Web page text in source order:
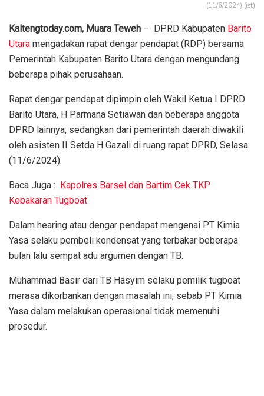
(11/6/2024).(ist)
Kaltengtoday.com, Muara Teweh – DPRD Kabupaten Barito
Utara mengadakan rapat dengar pendapat (RDP) bersama
Pemerintah Kabupaten Barito Utara dengan mengundang
beberapa pihak perusahaan.
Rapat dengar pendapat dipimpin oleh Wakil Ketua I DPRD
Barito Utara, H Parmana Setiawan dan beberapa anggota
DPRD lainnya, sedangkan dari pemerintah daerah diwakili
oleh asisten II Setda H Gazali di ruang rapat DPRD, Selasa
(11/6/2024).
Baca Juga : Kapolres Barsel dan Bartim Cek TKP
Kebakaran Tugboat
Dalam hearing atau dengar pendapat mengenai PT Kimia
Yasa selaku pembeli kondensat yang terbakar beberapa
bulan lalu sempat adu argumen dengan TB.
Muhammad Basir dari TB Hasyim selaku pemilik tugboat
merasa dikorbankan dengan masalah ini, sebab PT Kimia
Yasa dalam melakukan operasional tidak memenuhi
prosedur.